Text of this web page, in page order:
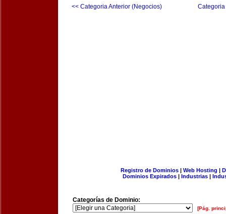
<< Categoria Anterior (Negocios)
Registro de Dominios| Web Hosting |
Dominios Expirados | Industrias |
Categorías de Dominio:
[Pág.